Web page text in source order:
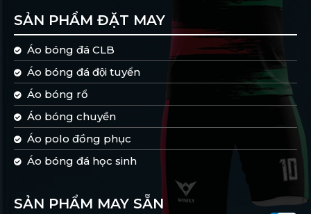
SẢN PHẨM ĐẶT MAY
Áo bóng đá CLB
Áo bóng đá đội tuyển
Áo bóng rổ
Áo bóng chuyền
Áo polo đồng phục
Áo bóng đá học sinh
SẢN PHẨM MAY SẴN